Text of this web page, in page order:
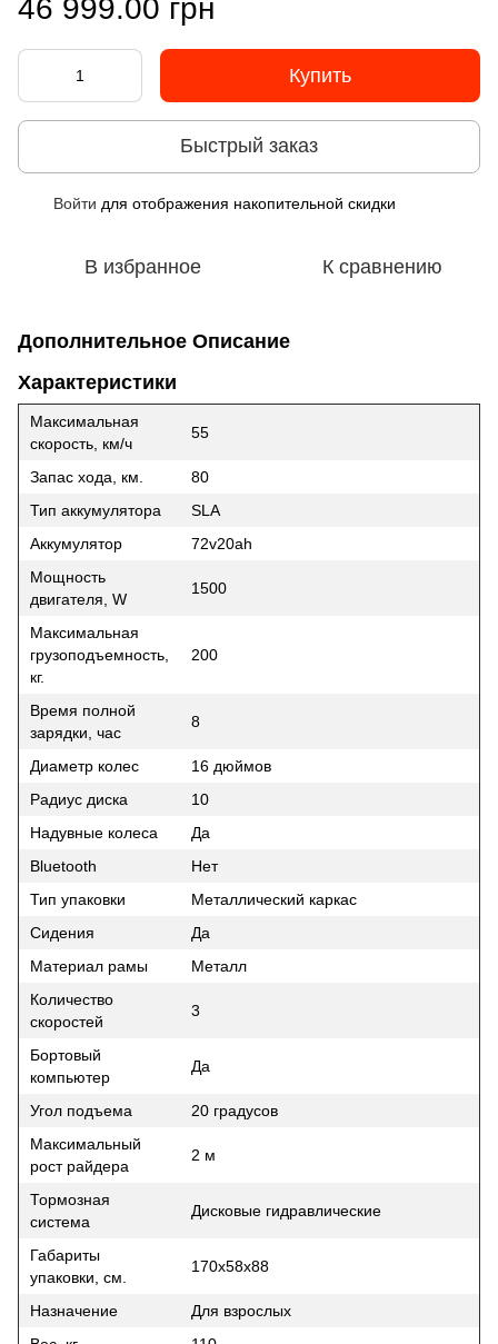
46 999.00 грн
Купить
Быстрый заказ
Войти для отображения накопительной скидки
В избранное К сравнению
Дополнительное Описание
Характеристики
Максимальная
скорость, км/ч
55
Запас хода, км.
80
Тип аккумулятора
SLA
Аккумулятор
72v20ah
Мощность
двигателя, W
1500
Максимальная
грузоподъемность,
кг.
200
Время полной
зарядки, час
8
Диаметр колес
16 дюймов
Радиус диска
10
Надувные колеса
Да
Bluetooth
Нет
Тип упаковки
Металлический каркас
Сидения
Да
Материал рамы
Металл
Количество
скоростей
3
Бортовый
компьютер
Да
Угол подъема
20 градусов
Максимальный
рост райдера
2 м
Тормозная
система
Дисковые гидравлические
Габариты
упаковки, см.
170х58х88
Назначение
Для взрослых